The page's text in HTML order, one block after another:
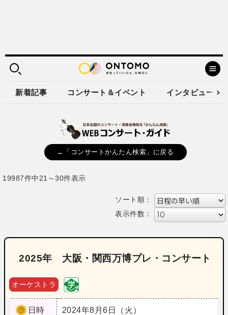
新着記事 コンサート＆イベント インタビュー
←「コンサートかんたん検索」に戻る
19987件中21～30件表示
ソート順：
表示件数：
2025年 大阪・関西万博プレ・コンサート
オーケストラ
日時
2024年8月6日（火）